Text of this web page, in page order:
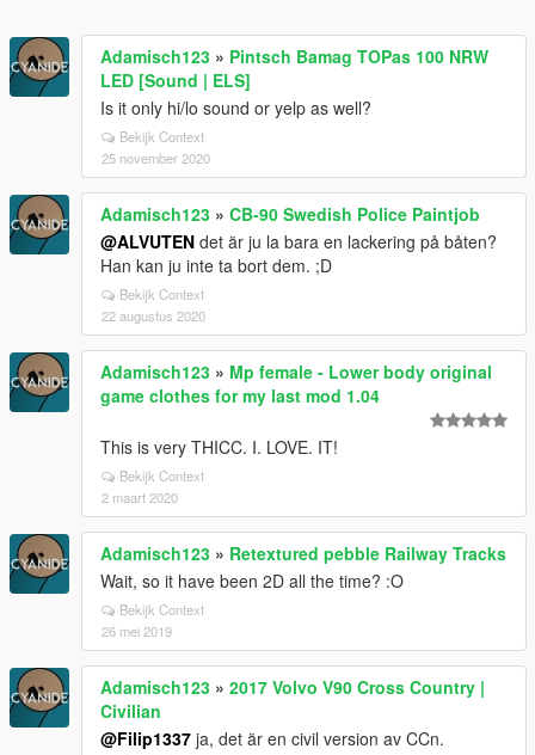
Adamisch123 » Pintsch Bamag TOPas 100 NRW
LED [Sound | ELS]
Is it only hi/lo sound or yelp as well?
Bekijk Context
25 november 2020
Adamisch123 » CB-90 Swedish Police Paintjob
@ALVUTEN det är ju la bara en lackering på båten?
Han kan ju inte ta bort dem. ;D
Bekijk Context
22 augustus 2020
Adamisch123 » Mp female - Lower body original
game clothes for my last mod 1.04
This is very THICC. I. LOVE. IT!
Bekijk Context
2 maart 2020
Adamisch123 » Retextured pebble Railway Tracks
Wait, so it have been 2D all the time? :O
Bekijk Context
26 mei 2019
Adamisch123 » 2017 Volvo V90 Cross Country |
Civilian
@Filip1337 ja, det är en civil version av CCn.